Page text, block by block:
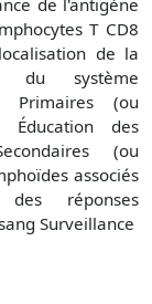
T CD8
de la
du système
Primaires (ou
des
(ou
associés
des réponses
Surveillance